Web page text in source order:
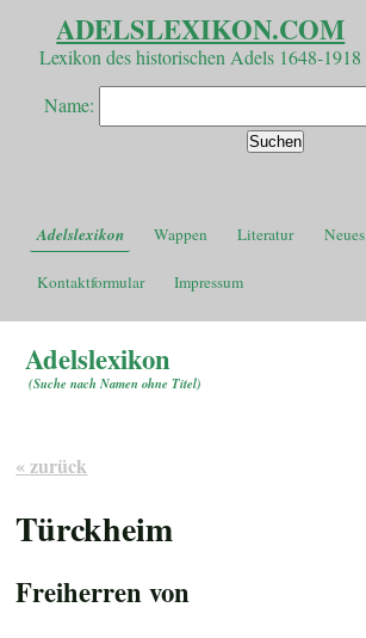
ADELSLEXIKON.COM
Lexikon des historischen Adels 1648-1918
Name:
Adelslexikon Wappen Literatur Neues
Kontaktformular Impressum
Adelslexikon
(Suche nach Namen ohne Titel)
« zurück
Türckheim
Freiherren von